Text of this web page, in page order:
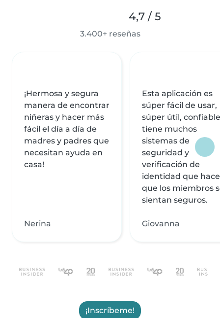
4,7 / 5
3.400+ reseñas
¡Hermosa y segura
manera de encontrar
niñeras y hacer más
fácil el día a día de
madres y padres que
necesitan ayuda en
casa!
Nerina
Esta aplicación es
súper fácil de usar,
súper útil,
tiene muchos
sistemas de
seguridad y
verificación de
identidad que
que los miembros
sientan seguros.
Giovanna
¡Inscríbeme!